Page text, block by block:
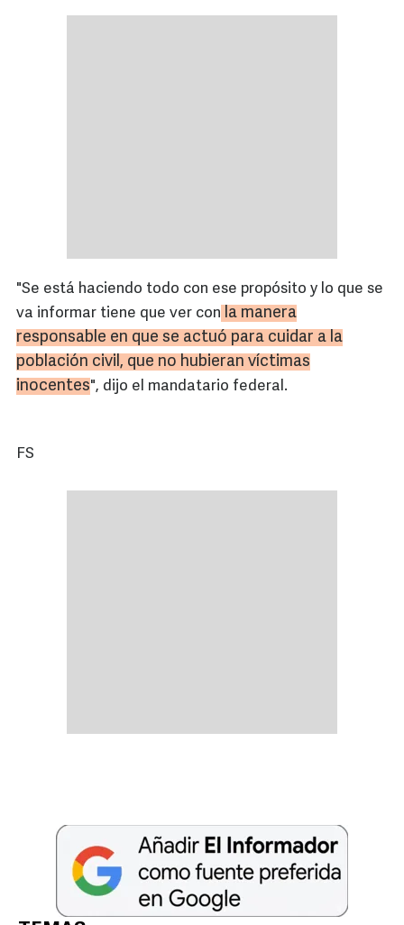
"Se está haciendo todo con ese propósito y lo que se
va informar tiene que ver con la manera
responsable en que se actuó para cuidar a la
población civil, que no hubieran víctimas
inocentes", dijo el mandatario federal.
FS